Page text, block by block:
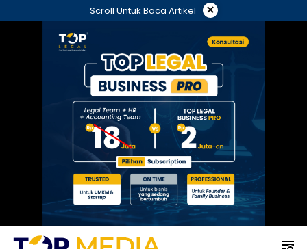
ke
Scroll Untuk Baca Artikel ×